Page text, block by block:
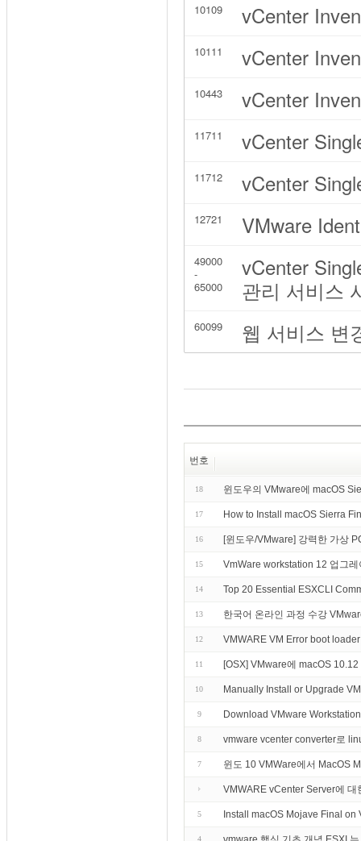
10109 vCenter
10111 vCenter
10443 vCenter
11711 vCenter
11712 vCenter
12721 VMware
49000
-
65000
vCenter
관리 서비스
60099 웹 서비스 변
번호
18 윈도우의 VMware에 macOS
17 How to Install macOS Sierra
16 [윈도우/VMware] 강력한 가상
15 VmWare workstation 12 업그
14 Top 20 Essential ESXCLI
13 한국어 온라인 과정 수강
12 VMWARE VM Error boot
11 [OSX] VMware에 macOS
10 Manually Install or Upgrade
9 Download VMware
8 vmware vcenter converter로
7 윈도 10 VMWare에서 MacOS
VMWARE vCenter Server에 대
5 Install macOS Mojave Final
4